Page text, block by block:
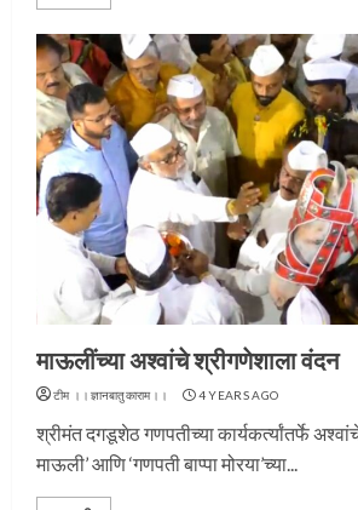
माऊलींच्या अश्वांचे श्रीगणेशाला वंदन
टीम ।।ज्ञानबातुकाराम।। 4 YEARS AGO
श्रीमंत दगडूशेठ गणपतीच्या कार्यकर्त्यांतर्फे
माऊली’ आणि ‘गणपती बाप्पा मोरया’च्या...